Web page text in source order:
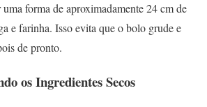
forma de aproximadamente 24 cm de
e farinha. Isso evita que o bolo grude e
de pronto.
os Ingredientes Secos